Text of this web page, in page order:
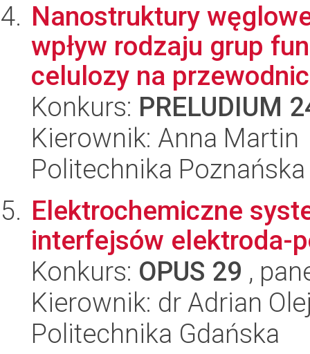
Nanostruktury
wpływ rodzaju grup
celulozy na
Konkurs: PRELUDIUM
Kierownik: Anna Martin
Politechnika Poznańska
Elektrochemiczne
interfejsów elektroda-
Konkurs: OPUS 29 ,
Kierownik: dr Adrian
Politechnika Gdańska